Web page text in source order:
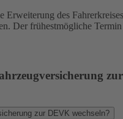
Erweiterung des Fahrerkreises
Der frühestmögliche Termin
zur
zur DEVK wechseln?